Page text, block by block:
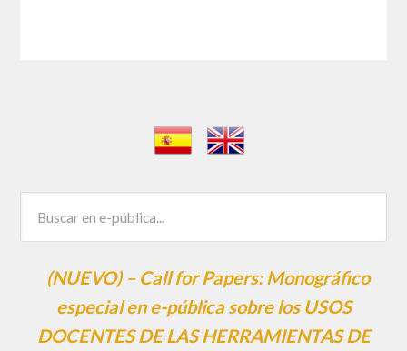
(NUEVO) – Call for Papers: Monográfico
especial en e-pública sobre los USOS
DOCENTES DE LAS HERRAMIENTAS DE